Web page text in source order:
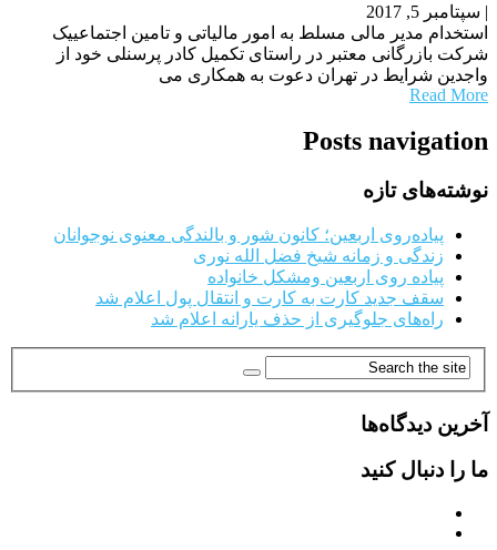
| سپتامبر 5, 2017
استخدام مدیر مالی مسلط به امور مالیاتی و تامین اجتماعییک
شرکت بازرگانی معتبر در راستای تکمیل کادر پرسنلی خود از
واجدین شرایط در تهران دعوت به همکاری می
Read More
Posts navigation
نوشته‌های تازه
پیاده‌روی اربعین؛ کانون شور و بالندگی معنوی نوجوانان
زندگی و زمانه شیخ فضل الله نوری
پیاده روی اربعین ومشکل خانواده
سقف جدید کارت به کارت و انتقال پول اعلام شد
راه‌های جلوگیری از حذف یارانه اعلام شد
آخرین دیدگاه‌ها
ما را دنبال کنید